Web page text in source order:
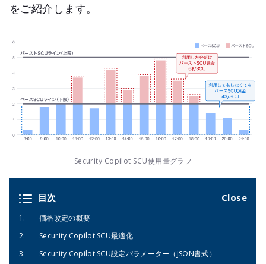
をご紹介します。
Security Copilot SCU使用量グラフ
目次
価格改定の概要
Security Copilot SCU最適化
Security Copilot SCU設定パラメーター（JSON書式）